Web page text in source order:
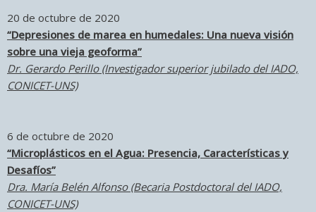
20 de octubre de 2020
“Depresiones de marea en humedales: Una nueva visión
sobre una vieja geoforma”
Dr. Gerardo Perillo (Investigador superior jubilado del IADO,
CONICET-UNS)
6 de octubre de 2020
“Microplásticos en el Agua: Presencia, Características y
Desafíos”
Dra. María Belén Alfonso (Becaria Postdoctoral del IADO,
CONICET-UNS)